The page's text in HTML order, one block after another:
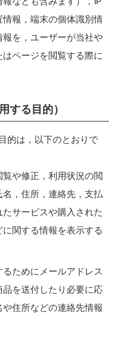
報，端末の個体識別情
を，ユーザーが当社や
ページを閲覧する際に
する目的）
的は，以下のとおりで
や修正，利用状況の閲
，住所，連絡先，支払
サービスや購入された
関する情報を表示する
ためにメールアドレス
を送付したり必要に応
住所などの連絡先情報